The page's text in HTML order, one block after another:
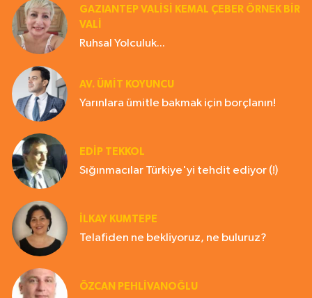
GAZIANTEP VALISI KEMAL ÇEBER ÖRNEK BİR
VALİ
Ruhsal Yolculuk...
AV. ÜMIT KOYUNCU
Yarınlara ümitle bakmak için borçlanın!
EDIP TEKKOL
Sığınmacılar Türkiye'yi tehdit ediyor (!)
İLKAY KUMTEPE
Telafiden ne bekliyoruz, ne buluruz?
ÖZCAN PEHLİVANOĞLU